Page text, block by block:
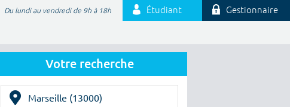
Du lundi au vendredi de 9h à 18h Étudiant Gestionnaire
Votre recherche